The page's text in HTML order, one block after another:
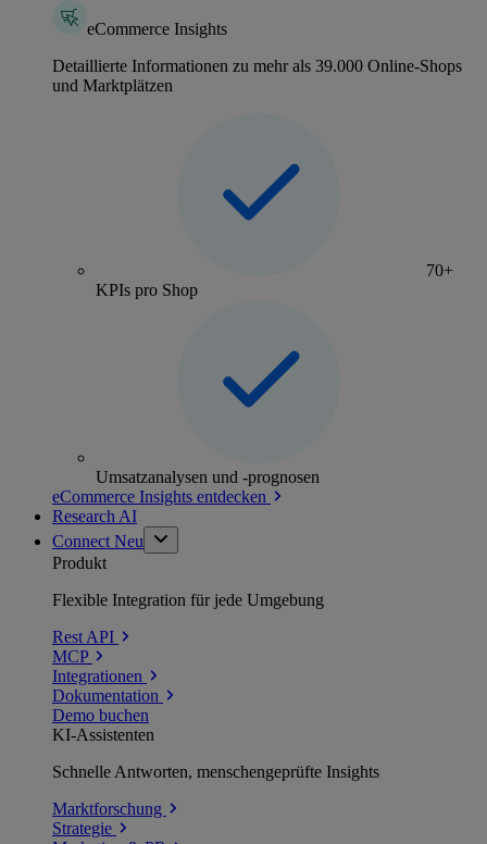
eCommerce Insights
Detaillierte Informationen zu mehr als 39.000 Online-Shops
und Marktplätzen
70+
KPIs pro Shop
Umsatzanalysen und -prognosen
eCommerce Insights entdecken
Research AI
Connect Neu
Produkt
Flexible Integration für jede Umgebung
Rest API
MCP
Integrationen
Dokumentation
Demo buchen
KI-Assistenten
Schnelle Antworten, menschengeprüfte Insights
Marktforschung
Strategie